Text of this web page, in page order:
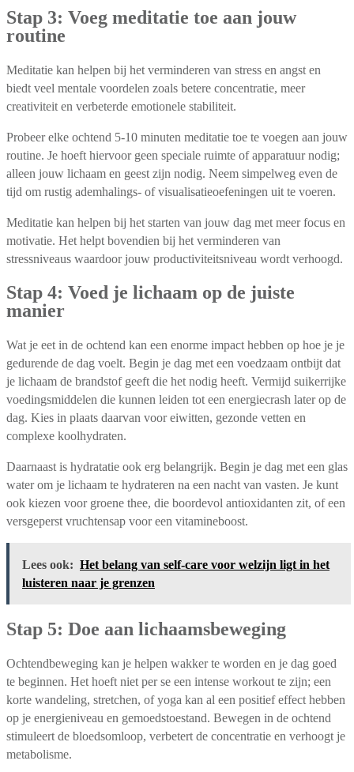
Stap 3: Voeg meditatie toe aan jouw
routine
Meditatie kan helpen bij het verminderen van stress en angst en
biedt veel mentale voordelen zoals betere concentratie, meer
creativiteit en verbeterde emotionele stabiliteit.
Probeer elke ochtend 5-10 minuten meditatie toe te voegen aan jouw
routine. Je hoeft hiervoor geen speciale ruimte of apparatuur nodig;
alleen jouw lichaam en geest zijn nodig. Neem simpelweg even de
tijd om rustig ademhalings- of visualisatieoefeningen uit te voeren.
Meditatie kan helpen bij het starten van jouw dag met meer focus en
motivatie. Het helpt bovendien bij het verminderen van
stressniveaus waardoor jouw productiviteitsniveau wordt verhoogd.
Stap 4: Voed je lichaam op de juiste
manier
Wat je eet in de ochtend kan een enorme impact hebben op hoe je je
gedurende de dag voelt. Begin je dag met een voedzaam ontbijt dat
je lichaam de brandstof geeft die het nodig heeft. Vermijd suikerrijke
voedingsmiddelen die kunnen leiden tot een energiecrash later op de
dag. Kies in plaats daarvan voor eiwitten, gezonde vetten en
complexe koolhydraten.
Daarnaast is hydratatie ook erg belangrijk. Begin je dag met een glas
water om je lichaam te hydrateren na een nacht van vasten. Je kunt
ook kiezen voor groene thee, die boordevol antioxidanten zit, of een
versgeperst vruchtensap voor een vitamineboost.
Lees ook: Het belang van self-care voor welzijn ligt in het
luisteren naar je grenzen
Stap 5: Doe aan lichaamsbeweging
Ochtendbeweging kan je helpen wakker te worden en je dag goed
te beginnen. Het hoeft niet per se een intense workout te zijn; een
korte wandeling, stretchen, of yoga kan al een positief effect hebben
op je energieniveau en gemoedstoestand. Bewegen in de ochtend
stimuleert de bloedsomloop, verbetert de concentratie en verhoogt je
metabolisme.